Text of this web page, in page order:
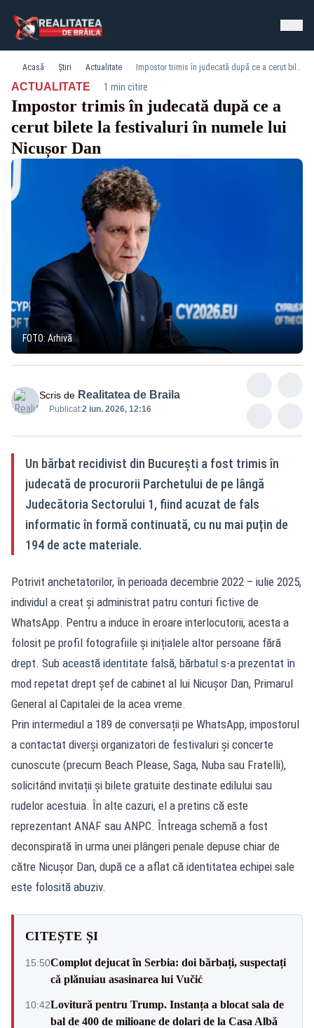
Acasă Știri Actualitate Impostor trimis în judecată după ce a cerut bilete la festivaluri în numele lui Nicușor Dan
ACTUALITATE· 1 min citire
Impostor trimis în judecată după ce a
cerut bilete la festivaluri în numele lui
Nicușor Dan
FOTO: Arhivă
Scris de Realitatea de Braila
Publicat:2 iun. 2026, 12:16
Un bărbat recidivist din București a fost trimis în
judecată de procurorii Parchetului de pe lângă
Judecătoria Sectorului 1, fiind acuzat de fals
informatic în formă continuată, cu nu mai puțin de
194 de acte materiale.
Potrivit anchetatorilor, în perioada decembrie 2022 – iulie 2025,
individul a creat și administrat patru conturi fictive de
WhatsApp. Pentru a induce în eroare interlocutorii, acesta a
folosit pe profil fotografiile și inițialele altor persoane fără
drept. Sub această identitate falsă, bărbatul s-a prezentat în
mod repetat drept șef de cabinet al lui Nicușor Dan, Primarul
General al Capitalei de la acea vreme.
Prin intermediul a 189 de conversații pe WhatsApp, impostorul
a contactat diverși organizatori de festivaluri și concerte
cunoscute (precum Beach Please, Saga, Nuba sau Fratelli),
solicitând invitații și bilete gratuite destinate edilului sau
rudelor acestuia. În alte cazuri, el a pretins că este
reprezentant ANAF sau ANPC. Întreaga schemă a fost
deconspirată în urma unei plângeri penale depuse chiar de
către Nicușor Dan, după ce a aflat că identitatea echipei sale
este folosită abuziv.
CITEȘTE ȘI
15:50Complot dejucat în Serbia: doi bărbați, suspectați
că plănuiau asasinarea lui Vučić
10:42Lovitură pentru Trump. Instanța a blocat sala de
bal de 400 de milioane de dolari de la Casa Albă